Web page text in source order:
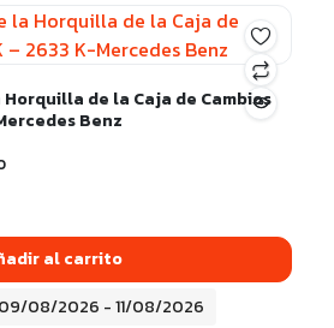
de la Caja de Cambios
Benz
al carrito
09/08/2026 - 11/08/2026